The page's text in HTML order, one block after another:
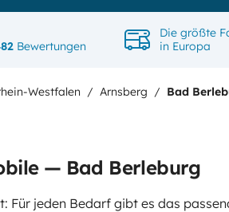
Bewertungen
Die größte
in Europa
Westfalen Arnsberg Bad
— Bad Berleburg
Für jeden Bedarf gibt es das